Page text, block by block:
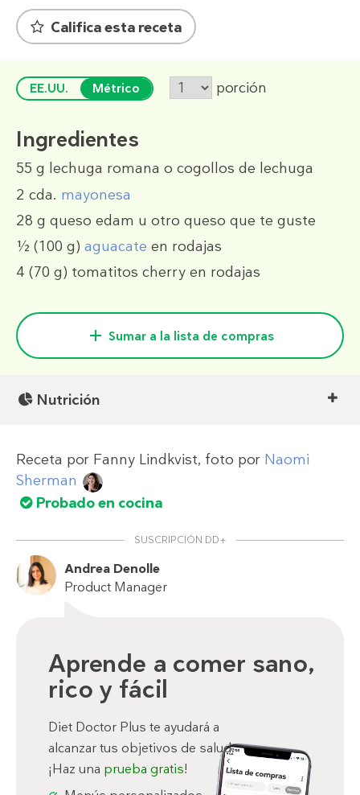
Califica esta receta
EE.UU. Métrico porción
Ingredientes
55 g lechuga romana o cogollos de lechuga
2 cda. mayonesa
28 g queso edam u otro queso que te guste
½ (100 g) aguacate en rodajas
4 (70 g) tomatitos cherry en rodajas
Sumar a la lista de compras
Nutrición
Receta por Fanny Lindkvist, foto por Naomi
Sherman
Probado en cocina
SUSCRIPCIÓN DD+
Andrea Denolle
Product Manager
Aprende a comer sano,
rico y fácil
Diet Doctor Plus te ayudará a
alcanzar tus objetivos de salud.
¡Haz una prueba gratis!